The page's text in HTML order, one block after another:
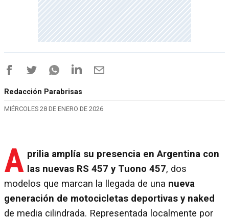
Redacción Parabrisas
MIÉRCOLES 28 DE ENERO DE 2026
A prilia amplía su presencia en Argentina con
las nuevas RS 457 y Tuono 457, dos
modelos que marcan la llegada de una nueva
generación de motocicletas deportivas y naked
de media cilindrada. Representada localmente por